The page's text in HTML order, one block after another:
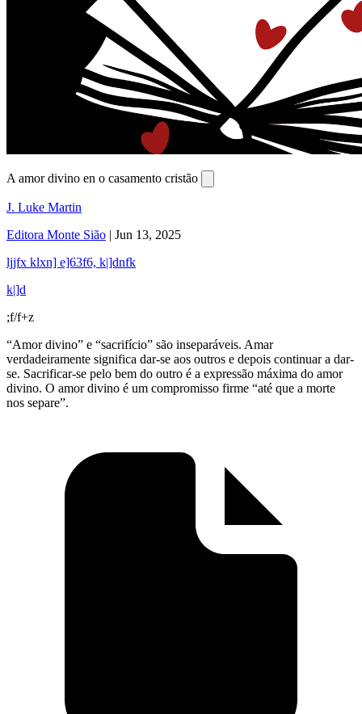
A amor divino en o casamento cristão
J. Luke Martin
Editora Monte Sião | Jun 13, 2025
ljjfx klxn] e]63f6, k|]dnfk
k|]d
;f/f+z
“Amor divino” e “sacrifício” são inseparáveis. Amar
verdadeiramente significa dar-se aos outros e depois continuar a dar-
se. Sacrificar-se pelo bem do outro é a expressão máxima do amor
divino. O amor divino é um compromisso firme “até que a morte
nos separe”.